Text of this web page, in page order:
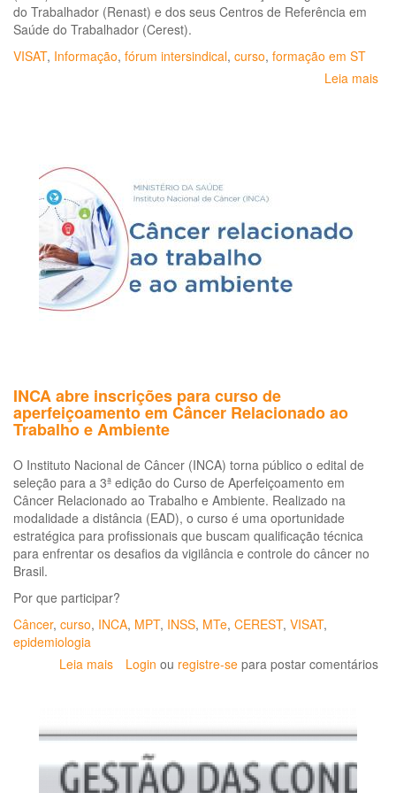
do Trabalhador (Renast) e dos seus Centros de Referência em
Saúde do Trabalhador (Cerest).
VISAT, Informação, fórum intersindical, curso, formação em ST
Leia mais
INCA abre inscrições para curso de
aperfeiçoamento em Câncer Relacionado ao
Trabalho e Ambiente
O Instituto Nacional de Câncer (INCA) torna público o edital de
seleção para a 3ª edição do Curso de Aperfeiçoamento em
Câncer Relacionado ao Trabalho e Ambiente. Realizado na
modalidade a distância (EAD), o curso é uma oportunidade
estratégica para profissionais que buscam qualificação técnica
para enfrentar os desafios da vigilância e controle do câncer no
Brasil.
Por que participar?
Câncer, curso, INCA, MPT, INSS, MTe, CEREST, VISAT,
epidemiologia
Leia mais sobre
para
curso
de
aperfeiçoamento
Login ou registre-se para postar comentários